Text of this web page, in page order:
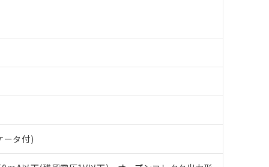
ータ付)
指令（10物質）の非含有に対応した製品が提供可能な商品です。
RoHS指令（10物質）の非含有に非対応の商品で、対応品を出す予
RoHS指令（10物質）の非含有の対応状況を調査中または確認中の商